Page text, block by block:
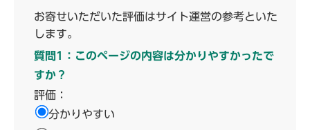
お寄せいただいた評価はサイト運営の参考といた
します。
質問1：このページの内容は分かりやすかったで
すか？
評価：
分かりやすい